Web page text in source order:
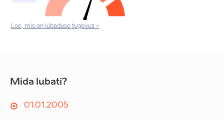
Loe, mis on lubaduse tugevus >
Mida lubati?
01.01.2005